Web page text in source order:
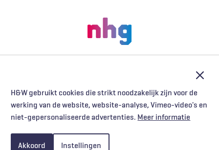
H&W gebruikt cookies die strikt noodzakelijk zijn voor de
werking van de website, website-analyse, Vimeo-video's en
niet-gepersonaliseerde advertenties. Meer informatie
Akkoord Instellingen